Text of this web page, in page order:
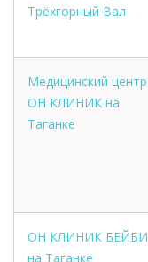
Трёхгорный Вал
Медицинский центр
ОН КЛИНИК на
Таганке
ОН КЛИНИК БЕЙБИ
на Таганке